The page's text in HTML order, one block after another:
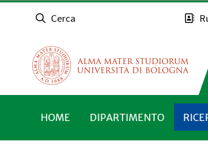
Cerca
HOME DIPARTIMENTO